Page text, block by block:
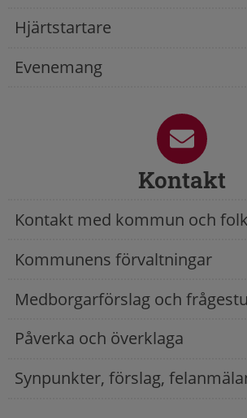
Hjärtstartare
Evenemang
Kontakt
Kontakt med kommun och
Kommunens förvaltningar
Medborgarförslag och
Påverka och överklaga
Synpunkter, förslag,